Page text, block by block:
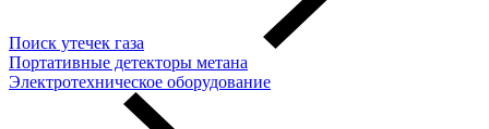
Поиск утечек газа
Портативные детекторы метана
Электротехническое оборудование